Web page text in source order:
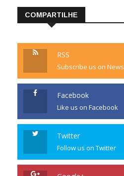
COMPARTILHE
RSS
Subscribe us on News
Facebook
Like us on Facebook
Twitter
Follow us on Twitter